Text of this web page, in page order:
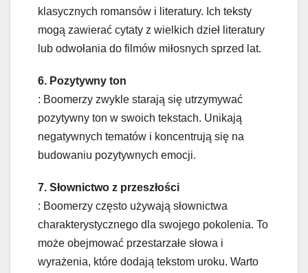
klasycznych romansów i literatury. Ich teksty
mogą zawierać cytaty z wielkich dzieł literatury
lub odwołania do filmów miłosnych sprzed lat.
6. Pozytywny ton
: Boomerzy zwykle starają się utrzymywać
pozytywny ton w swoich tekstach. Unikają
negatywnych tematów i koncentrują się na
budowaniu pozytywnych emocji.
7. Słownictwo z przeszłości
: Boomerzy często używają słownictwa
charakterystycznego dla swojego pokolenia. To
może obejmować przestarzałe słowa i
wyrażenia, które dodają tekstom uroku. Warto